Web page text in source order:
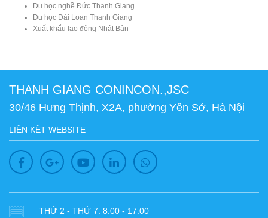
Du học nghề Đức Thanh Giang
Du học Đài Loan Thanh Giang
Xuất khẩu lao động Nhật Bản
THANH GIANG CONINCON.,JSC
30/46 Hưng Thịnh, X2A, phường Yên Sở, Hà Nội
LIÊN KẾT WEBSITE
THỨ 2 - THỨ 7: 8:00 - 17:00